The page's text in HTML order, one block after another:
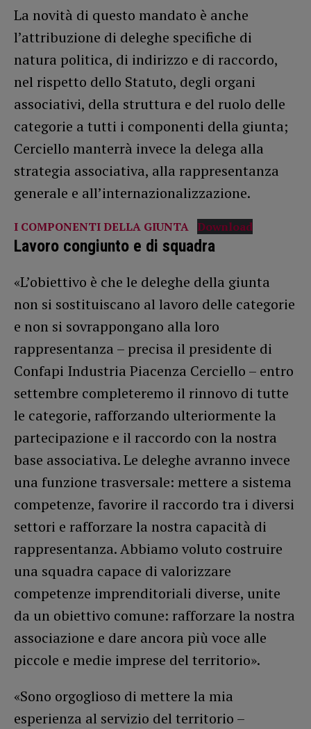
La novità di questo mandato è anche
l’attribuzione di deleghe specifiche di
natura politica, di indirizzo e di raccordo,
nel rispetto dello Statuto, degli organi
associativi, della struttura e del ruolo delle
categorie a tutti i componenti della giunta;
Cerciello manterrà invece la delega alla
strategia associativa, alla rappresentanza
generale e all’internazionalizzazione.
I COMPONENTI DELLA GIUNTA Download
Lavoro congiunto e di squadra
«L’obiettivo è che le deleghe della giunta
non si sostituiscano al lavoro delle categorie
e non si sovrappongano alla loro
rappresentanza – precisa il presidente di
Confapi Industria Piacenza Cerciello – entro
settembre completeremo il rinnovo di tutte
le categorie, rafforzando ulteriormente la
partecipazione e il raccordo con la nostra
base associativa. Le deleghe avranno invece
una funzione trasversale: mettere a sistema
competenze, favorire il raccordo tra i diversi
settori e rafforzare la nostra capacità di
rappresentanza. Abbiamo voluto costruire
una squadra capace di valorizzare
competenze imprenditoriali diverse, unite
da un obiettivo comune: rafforzare la nostra
associazione e dare ancora più voce alle
piccole e medie imprese del territorio».
«Sono orgoglioso di mettere la mia
esperienza al servizio del territorio –